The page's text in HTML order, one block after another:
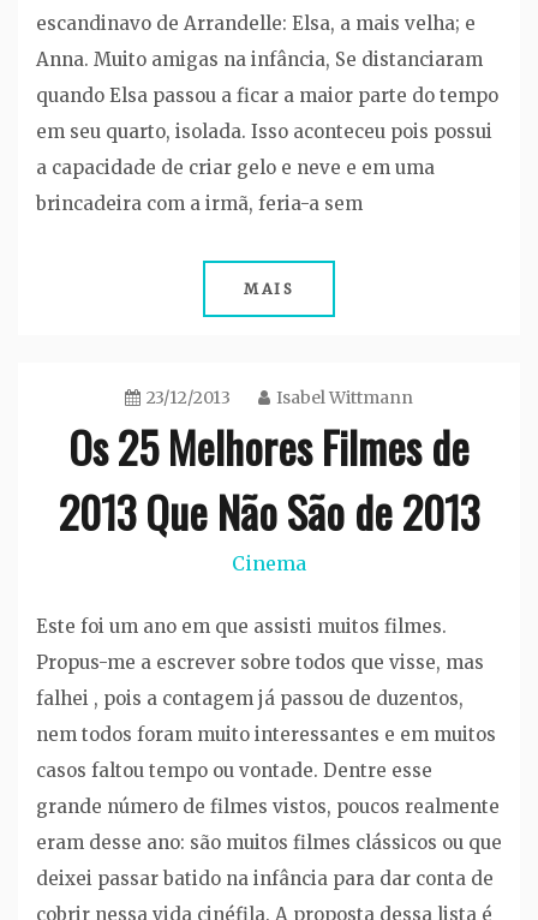
escandinavo de Arrandelle: Elsa, a mais velha; e
Anna. Muito amigas na infância, Se distanciaram
quando Elsa passou a ficar a maior parte do tempo
em seu quarto, isolada. Isso aconteceu pois possui
a capacidade de criar gelo e neve e em uma
brincadeira com a irmã, feria-a sem
MAIS
23/12/2013 Isabel Wittmann
Os 25 Melhores Filmes de
2013 Que Não São de 2013
Cinema
Este foi um ano em que assisti muitos filmes.
Propus-me a escrever sobre todos que visse, mas
falhei , pois a contagem já passou de duzentos,
nem todos foram muito interessantes e em muitos
casos faltou tempo ou vontade. Dentre esse
grande número de filmes vistos, poucos realmente
eram desse ano: são muitos filmes clássicos ou que
deixei passar batido na infância para dar conta de
cobrir nessa vida cinéfila. A proposta dessa lista é